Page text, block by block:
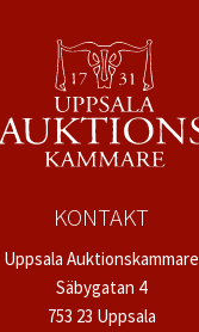
KONTAKT
Uppsala Auktionskammare
Säbygatan 4
753 23 Uppsala